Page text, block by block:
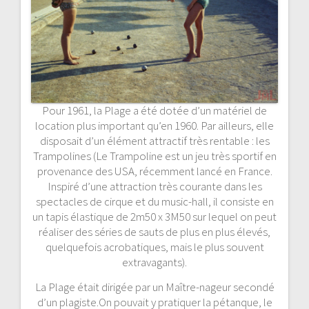
Pour 1961, la Plage a été dotée d’un matériel de
location plus important qu’en 1960. Par ailleurs, elle
disposait d’un élément attractif très rentable : les
Trampolines (Le Trampoline est un jeu très sportif en
provenance des USA, récemment lancé en France.
Inspiré d’une attraction très courante dans les
spectacles de cirque et du music-hall, il consiste en
un tapis élastique de 2m50 x 3M50 sur lequel on peut
réaliser des séries de sauts de plus en plus élevés,
quelquefois acrobatiques, mais le plus souvent
extravagants).
La Plage était dirigée par un Maître-nageur secondé
d’un plagiste.On pouvait y pratiquer la pétanque, le